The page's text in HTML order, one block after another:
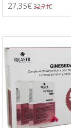
27,35€ 32,71€